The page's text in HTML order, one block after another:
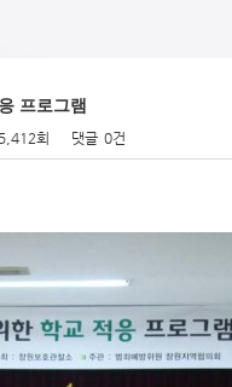
프로그램
회 댓글 0건